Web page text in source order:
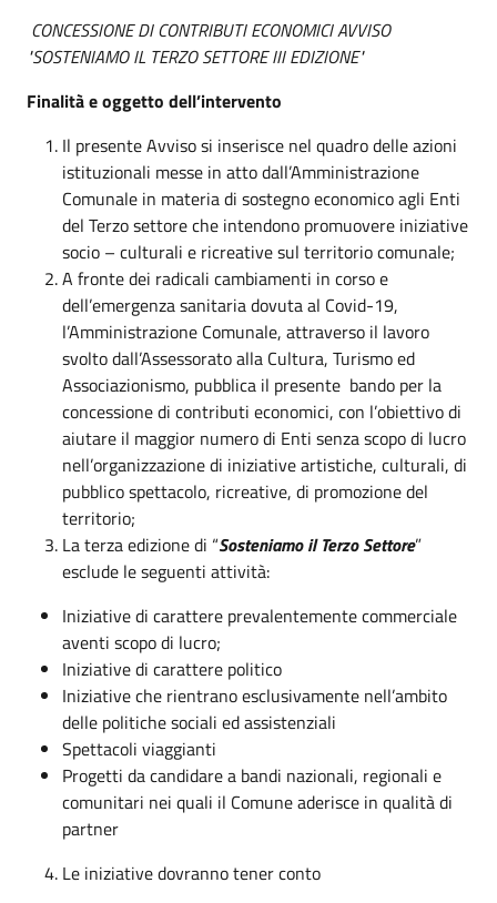
CONCESSIONE DI CONTRIBUTI ECONOMICI AVVISO
"SOSTENIAMO IL TERZO SETTORE III EDIZIONE"
Finalità e oggetto dell’intervento
Il presente Avviso si inserisce nel quadro delle azioni
istituzionali messe in atto dall’Amministrazione
Comunale in materia di sostegno economico agli Enti
del Terzo settore che intendono promuovere iniziative
socio – culturali e ricreative sul territorio comunale;
A fronte dei radicali cambiamenti in corso e
dell’emergenza sanitaria dovuta al Covid-19,
l’Amministrazione Comunale, attraverso il lavoro
svolto dall’Assessorato alla Cultura, Turismo ed
Associazionismo, pubblica il presente bando per la
concessione di contributi economici, con l’obiettivo di
aiutare il maggior numero di Enti senza scopo di lucro
nell’organizzazione di iniziative artistiche, culturali, di
pubblico spettacolo, ricreative, di promozione del
territorio;
La terza edizione di “Sosteniamo il Terzo Settore”
esclude le seguenti attività:
Iniziative di carattere prevalentemente commerciale
aventi scopo di lucro;
Iniziative di carattere politico
Iniziative che rientrano esclusivamente nell’ambito
delle politiche sociali ed assistenziali
Spettacoli viaggianti
Progetti da candidare a bandi nazionali, regionali e
comunitari nei quali il Comune aderisce in qualità di
partner
Le iniziative dovranno tener conto